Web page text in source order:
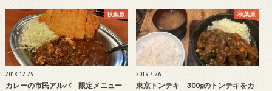
秋葉原
2018.12.29
カレーの市民アルバ 限定メニュー
秋葉原
2019.7.26
東京トンテキ 300gのトンテキをカ